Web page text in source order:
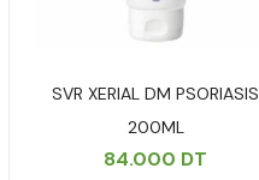
SVR XERIAL DM PSORIASIS
200ML
84.000 DT